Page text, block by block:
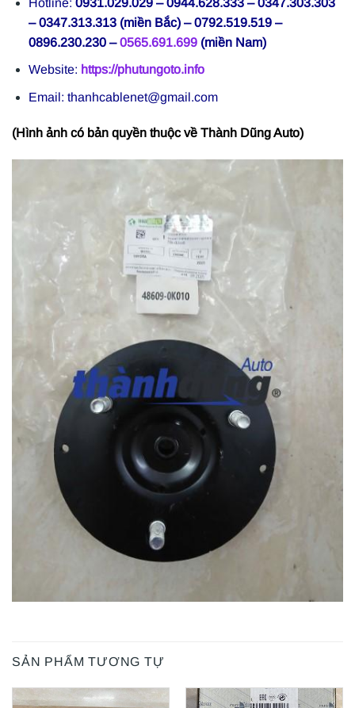
– 0347.313.313 (miền Bắc) – 0792.519.519 –
0896.230.230 –0565.691.699 (miền Nam)
Website: https://phutungoto.info
Email: thanhcablenet@gmail.com
(Hình ảnh có bản quyền thuộc về Thành Dũng Auto)
SẢN PHẨM TƯƠNG TỰ